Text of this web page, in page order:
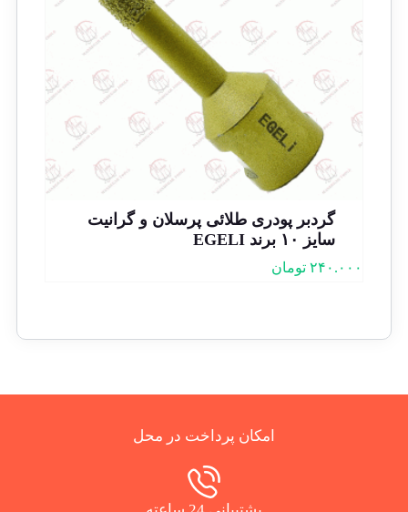
گردبر پودری طلائی پرسلان و گرانیت
سایز ۱۰ برند EGELI
۲۴۰.۰۰۰ تومان
امکان پرداخت در محل